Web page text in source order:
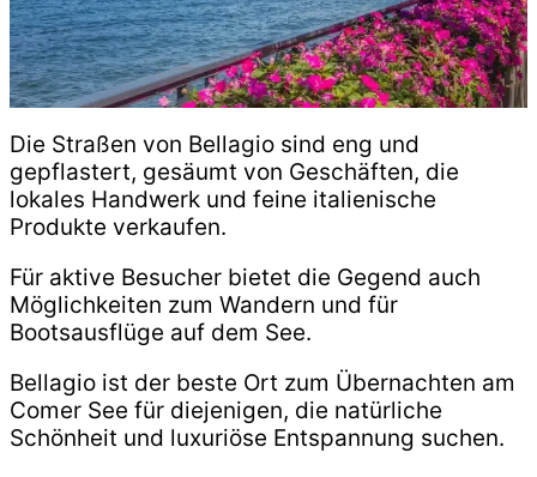
Die Straßen von Bellagio sind eng und
gepflastert, gesäumt von Geschäften, die
lokales Handwerk und feine italienische
Produkte verkaufen.
Für aktive Besucher bietet die Gegend auch
Möglichkeiten zum Wandern und für
Bootsausflüge auf dem See.
Bellagio ist der beste Ort zum Übernachten am
Comer See für diejenigen, die natürliche
Schönheit und luxuriöse Entspannung suchen.